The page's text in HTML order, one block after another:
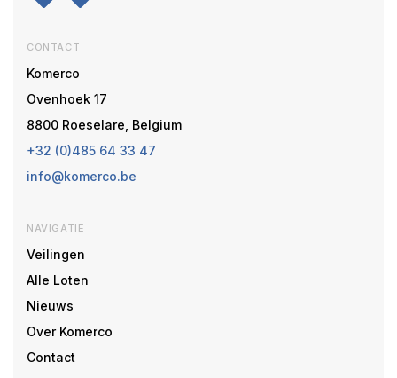
CONTACT
Komerco
Ovenhoek 17
8800 Roeselare, Belgium
+32 (0)485 64 33 47
info@komerco.be
NAVIGATIE
Veilingen
Alle Loten
Nieuws
Over Komerco
Contact